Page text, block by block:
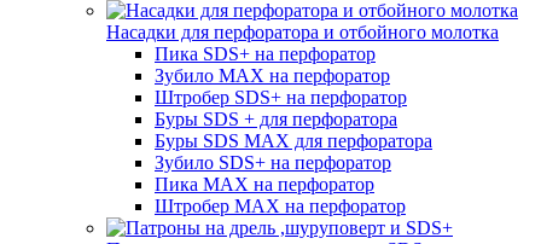
Насадки для перфоратора и отбойного молотка
Пика SDS+ на перфоратор
Зубило MAX на перфоратор
Штробер SDS+ на перфоратор
Буры SDS + для перфоратора
Буры SDS MAX для перфоратора
Зубило SDS+ на перфоратор
Пика MAX на перфоратор
Штробер MAX на перфоратор